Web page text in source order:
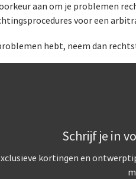
aan om je problemen
voor een
hebt, neem dan
Schrijf je in
kortingen en